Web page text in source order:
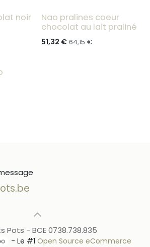
noir
Nao pralines coeur
chocolat au lait praliné
51,32 € 64,15€
Pots - BCE 0738.738.835
- Le #1Open Source eCommerce